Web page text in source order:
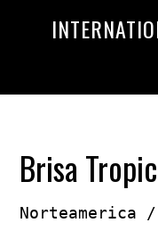
Brisa
Norteamerica /